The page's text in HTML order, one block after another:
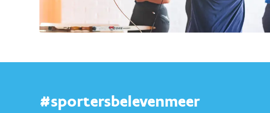
#sportersbelevenmeer